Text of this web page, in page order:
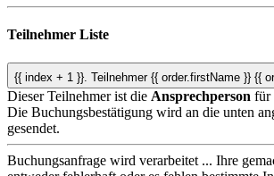
Teilnehmer Liste
{{ index + 1 }}. Teilnehmer {{ order.firstName }} {{
Dieser Teilnehmer ist die Ansprechperson für
Die Buchungsbestätigung wird an die unten
gesendet.
Buchungsanfrage wird verarbeitet ... Ihre